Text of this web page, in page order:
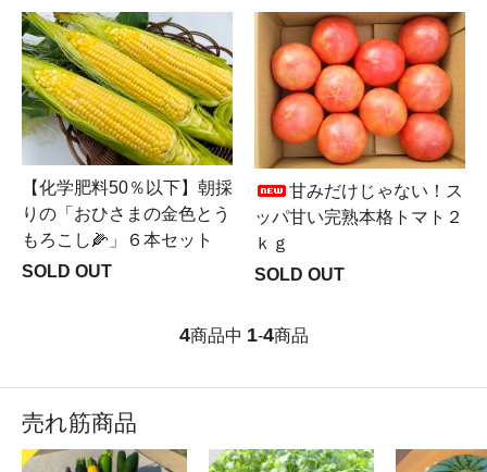
【化学肥料50％以下】朝採
りの「おひさまの金色とう
もろこし🌽」６本セット
SOLD OUT
甘みだけじゃない！ス
ッパ甘い完熟本格トマト２
ｋｇ
SOLD OUT
4商品中 1-4商品
売れ筋商品